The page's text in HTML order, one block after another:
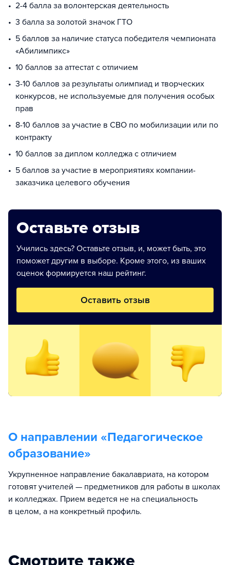
2-4 балла за волонтерская деятельность
3 балла за золотой значок ГТО
5 баллов за наличие статуса победителя чемпионата
«Абилимпикс»
10 баллов за аттестат с отличием
3-10 баллов за результаты олимпиад и творческих
конкурсов, не используемые для получения особых
прав
8-10 баллов за участие в СВО по мобилизации или по
контракту
10 баллов за диплом колледжа с отличием
5 баллов за участие в мероприятиях компании-
заказчика целевого обучения
Оставьте отзыв
Учились здесь? Оставьте отзыв, и, может быть, это
поможет другим в выборе. Кроме этого, из ваших
оценок формируется наш рейтинг.
Оставить отзыв
О направлении «Педагогическое
образование»
Укрупненное направление бакалавриата, на котором
готовят учителей — предметников для работы в школах
и колледжах. Прием ведется не на специальность
в целом, а на конкретный профиль.
Смотрите также